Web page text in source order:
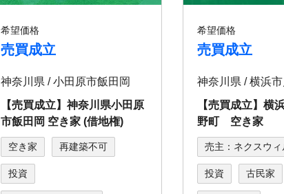
希望価格
売買成立
神奈川県 / 小田原市飯田岡
【売買成立】神奈川県小田原
市飯田岡 空き家 (借地権)
空き家 再建築不可
投資
希望価格
売買成立
【売買成立】横
野町 空き家
売主：ネクスウィ
投資 古民家